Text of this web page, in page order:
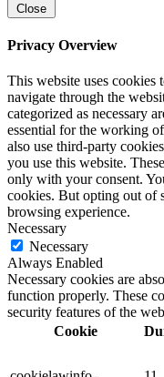
Close
Privacy Overview
This website uses
navigate through the
categorized as necessary
essential for the working
also use third-party
you use this website.
only with your consent.
cookies. But opting out of
browsing experience.
Necessary
Necessary
Always Enabled
Necessary cookies are
function properly. These
security features of the
Cookie